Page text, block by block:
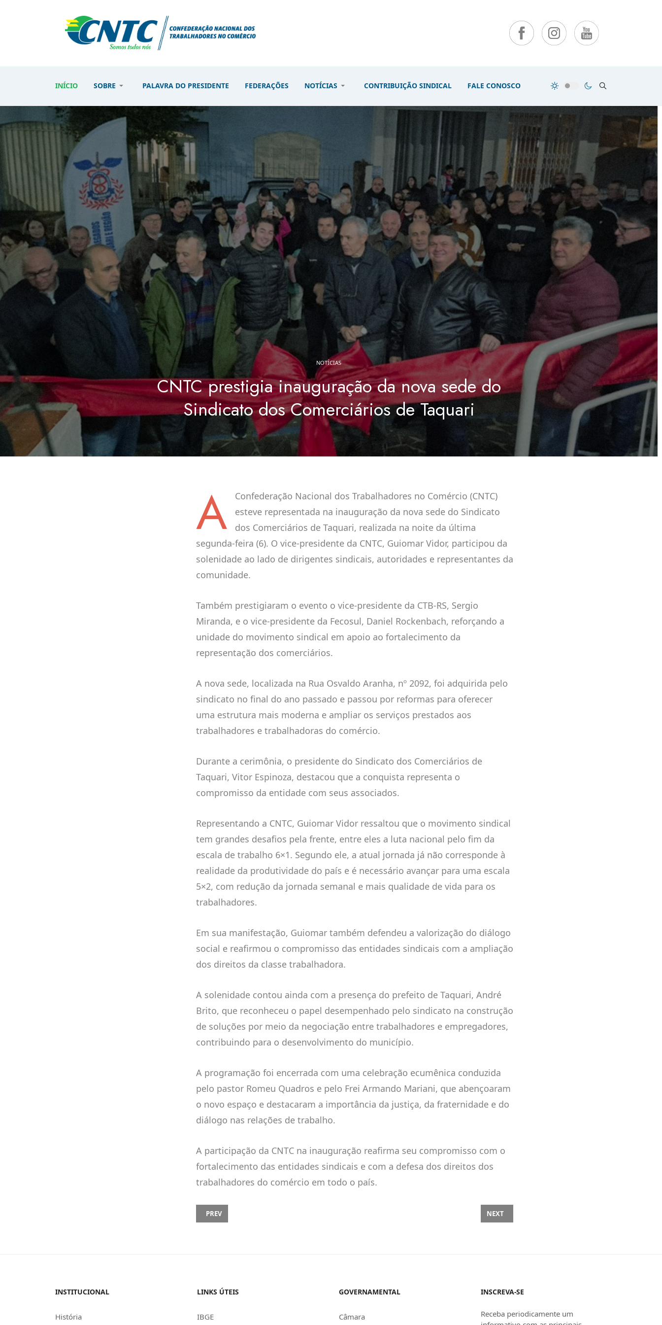
INÍCIO SOBRE PALAVRA DO PRESIDENTE FEDERAÇÕES NOTÍCIAS CONTRIBUIÇÃO SINDICAL FALE CONOSCO
NOTÍCIAS
CNTC prestigia inauguração da nova sede do
Sindicato dos Comerciários de Taquari
A
Confederação Nacional dos Trabalhadores no Comércio (CNTC)
esteve representada na inauguração da nova sede do Sindicato
dos Comerciários de Taquari, realizada na noite da última
segunda-feira (6). O vice-presidente da CNTC, Guiomar Vidor, participou da
solenidade ao lado de dirigentes sindicais, autoridades e representantes da
comunidade.
Também prestigiaram o evento o vice-presidente da CTB-RS, Sergio
Miranda, e o vice-presidente da Fecosul, Daniel Rockenbach, reforçando a
unidade do movimento sindical em apoio ao fortalecimento da
representação dos comerciários.
A nova sede, localizada na Rua Osvaldo Aranha, nº 2092, foi adquirida pelo
sindicato no final do ano passado e passou por reformas para oferecer
uma estrutura mais moderna e ampliar os serviços prestados aos
trabalhadores e trabalhadoras do comércio.
Durante a cerimônia, o presidente do Sindicato dos Comerciários de
Taquari, Vitor Espinoza, destacou que a conquista representa o
compromisso da entidade com seus associados.
Representando a CNTC, Guiomar Vidor ressaltou que o movimento sindical
tem grandes desafios pela frente, entre eles a luta nacional pelo fim da
escala de trabalho 6×1. Segundo ele, a atual jornada já não corresponde à
realidade da produtividade do país e é necessário avançar para uma escala
5×2, com redução da jornada semanal e mais qualidade de vida para os
trabalhadores.
Em sua manifestação, Guiomar também defendeu a valorização do diálogo
social e reafirmou o compromisso das entidades sindicais com a ampliação
dos direitos da classe trabalhadora.
A solenidade contou ainda com a presença do prefeito de Taquari, André
Brito, que reconheceu o papel desempenhado pelo sindicato na construção
de soluções por meio da negociação entre trabalhadores e empregadores,
contribuindo para o desenvolvimento do município.
A programação foi encerrada com uma celebração ecumênica conduzida
pelo pastor Romeu Quadros e pelo Frei Armando Mariani, que abençoaram
o novo espaço e destacaram a importância da justiça, da fraternidade e do
diálogo nas relações de trabalho.
A participação da CNTC na inauguração reafirma seu compromisso com o
fortalecimento das entidades sindicais e com a defesa dos direitos dos
trabalhadores do comércio em todo o país.
PREVIOUS ARTICLE: SEAAC TRABALHANDO PARA REDUZIR JORNADA EM NEGOCIAÇÕES COLETIVAS
PREV NEXT ARTICLE: FIM DA ESCALA 6X1 | CNTC REFORÇA
NEXT
INSTITUCIONAL
História
LINKS ÚTEIS
IBGE
GOVERNAMENTAL
Câmara
INSCREVA-SE
Receba periodicamente um